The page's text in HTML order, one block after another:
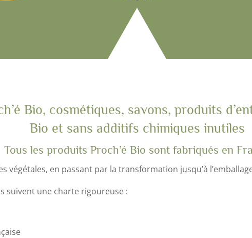
Bio, cosmétiques, savons, produits
Bio et sans additifs chimiques inutiles
Tous les produits Proch’é Bio sont fabriqués en
en passant par la transformation jusqu’à
suivent une charte rigoureuse :